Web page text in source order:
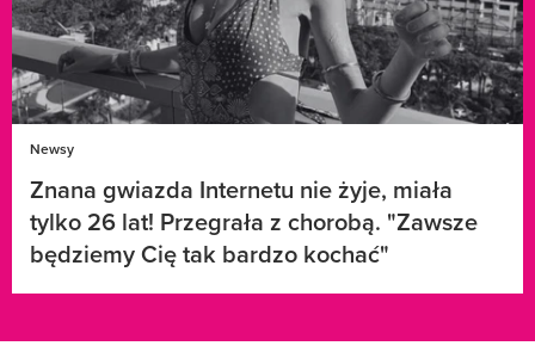
Newsy
Znana gwiazda Internetu nie żyje, miała
tylko 26 lat! Przegrała z chorobą. "Zawsze
będziemy Cię tak bardzo kochać"